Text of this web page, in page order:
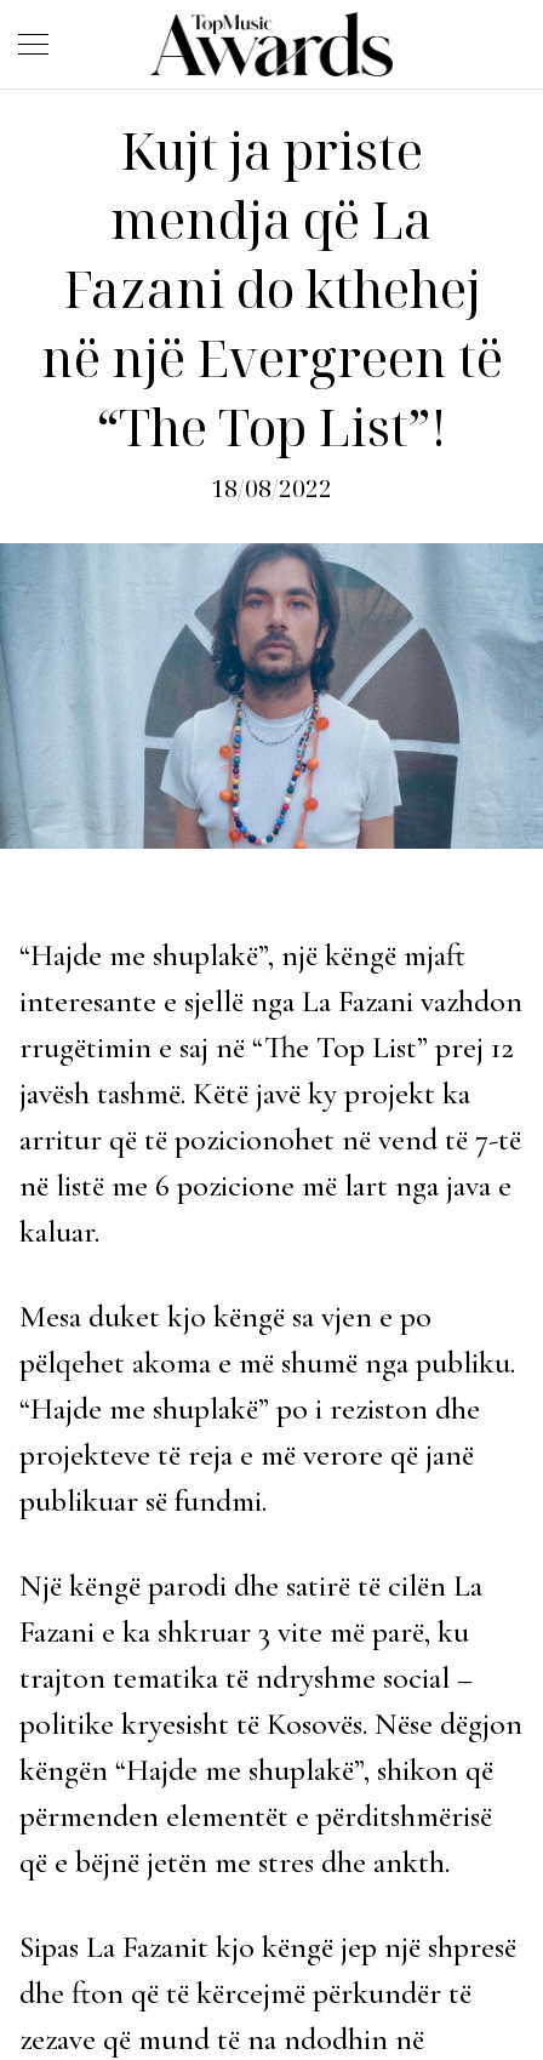
Kujt ja priste
mendja që La
Fazani do kthehej
në një Evergreen të
“The Top List”!
18/08/2022
“Hajde me shuplakë”, një këngë mjaft
interesante e sjellë nga La Fazani vazhdon
rrugëtimin e saj në “The Top List” prej 12
javësh tashmë. Këtë javë ky projekt ka
arritur që të pozicionohet në vend të 7-të
në listë me 6 pozicione më lart nga java e
kaluar.
Mesa duket kjo këngë sa vjen e po
pëlqehet akoma e më shumë nga publiku.
“Hajde me shuplakë” po i reziston dhe
projekteve të reja e më verore që janë
publikuar së fundmi.
Një këngë parodi dhe satirë të cilën La
Fazani e ka shkruar 3 vite më parë, ku
trajton tematika të ndryshme social –
politike kryesisht të Kosovës. Nëse dëgjon
këngën “Hajde me shuplakë”, shikon që
përmenden elementët e përditshmërisë
që e bëjnë jetën me stres dhe ankth.
Sipas La Fazanit kjo këngë jep një shpresë
dhe fton që të kërcejmë përkundër të
zezave që mund të na ndodhin në